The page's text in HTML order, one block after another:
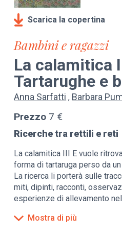
Scarica la copertina
Bambini e ragazzi
La calamitica
Tartarughe e
Anna Sarfatti Barbara
Prezzo 7 €
Ricerche tra rettili e reti
La calamitica III E vuole
forma di tartaruga perso da
La ricerca li porterà sulle
miti, dipinti, racconti,
esperienze di allevamento
rischio di perdere una
Mostra di più